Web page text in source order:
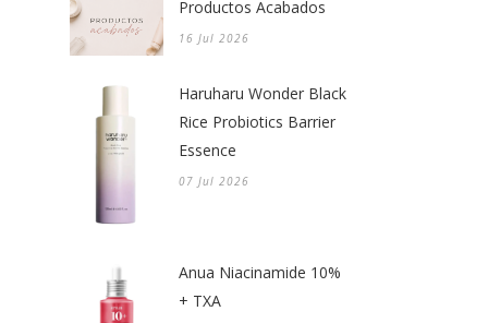
Productos Acabados
16 Jul 2026
Haruharu Wonder Black
Rice Probiotics Barrier
Essence
07 Jul 2026
Anua Niacinamide 10%
+ TXA